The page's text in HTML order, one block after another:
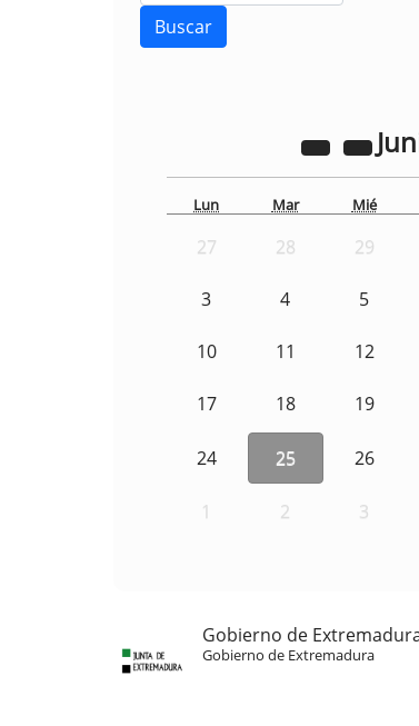
Lun Mar Mié
27 28 29
3 4 5
10 11 12
17 18 19
24 25 26
1 2 3
Gobierno de
Gobierno de Extremadura